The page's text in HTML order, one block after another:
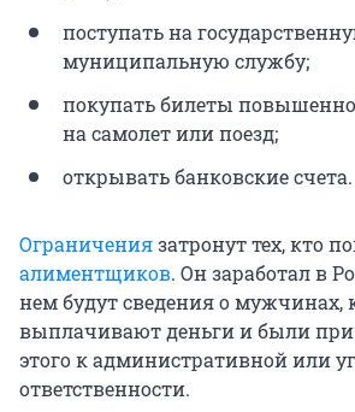
поступать на
муниципальную службу;
покупать билеты
на самолет или поезд;
открывать банковские счета.
Ограничениязатронут тех, кто
алиментщиков. Он заработал в
нем будут сведения о мужчинах,
выплачивают деньги и были
этого к административной или
ответственности.